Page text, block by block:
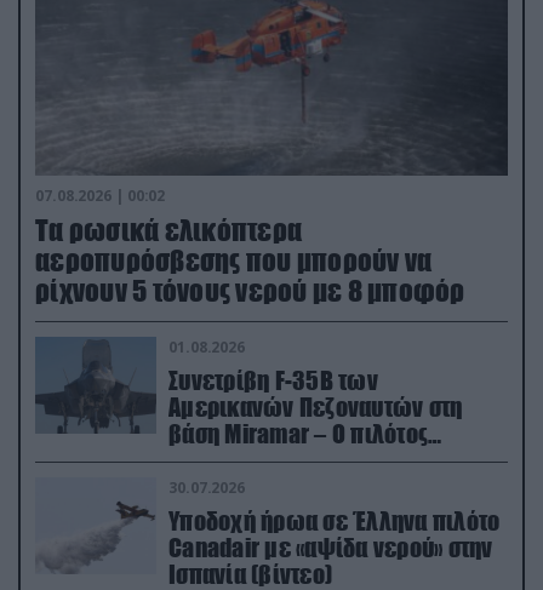
07.08.2026 | 00:02
Τα ρωσικά ελικόπτερα
αεροπυρόσβεσης που μπορούν να
ρίχνουν 5 τόνους νερού με 8 μποφόρ
01.08.2026
Συνετρίβη F-35B των
Αμερικανών Πεζοναυτών στη
βάση Miramar – Ο πιλότος
εκτινάχθηκε εγκαίρως
30.07.2026
Υποδοχή ήρωα σε Έλληνα πιλότο
Canadair με «αψίδα νερού» στην
Ισπανία (βίντεο)